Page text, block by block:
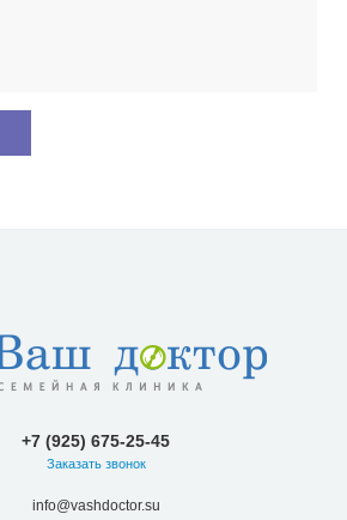
+7 (925) 675-25-45
Заказать звонок
info@vashdoctor.su